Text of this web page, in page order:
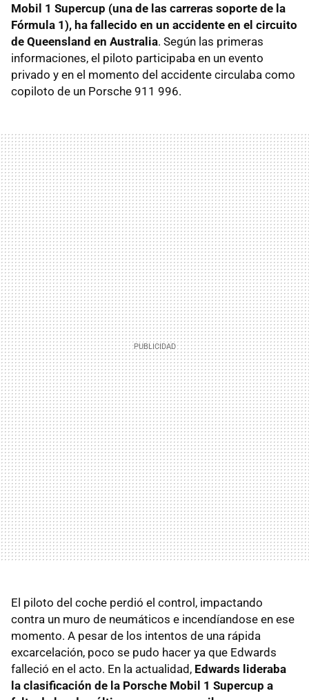
Mobil 1 Supercup (una de las carreras soporte de la
Fórmula 1), ha fallecido en un accidente en el circuito
de Queensland en Australia. Según las primeras
informaciones, el piloto participaba en un evento
privado y en el momento del accidente circulaba como
copiloto de un Porsche 911 996.
El piloto del coche perdió el control, impactando
contra un muro de neumáticos e incendíandose en ese
momento. A pesar de los intentos de una rápida
excarcelación, poco se pudo hacer ya que Edwards
falleció en el acto. En la actualidad, Edwards lideraba
la clasificación de la Porsche Mobil 1 Supercup a